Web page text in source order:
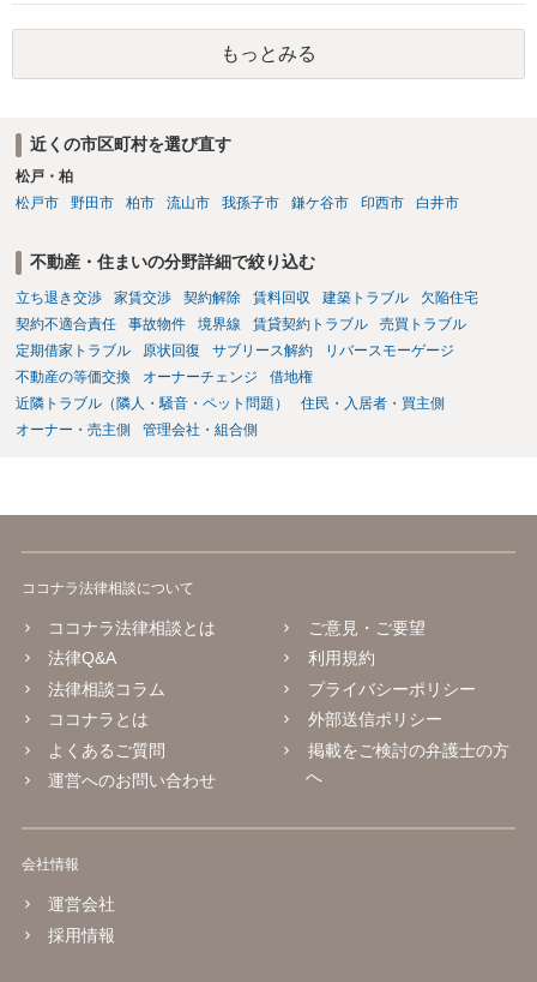
定期確認させてもらないこと」が直ちに正当事由に当たるとは思えま
せんので、更新拒絶を拒否される方向性でよろしいかと存じます。 そ
の交渉の中で、一定の金銭をもらえれば退去には応じる旨交渉をして
みるのはいかがでしょうか。 過去に賃借人の許可なく無断で賃貸人が
立する可能性がありますので、これを理由に一定の金銭賠償を求める
のも一つでしょう。
もっとみる
近くの市区町村を選び直す
松戸・柏
松戸市
野田市 柏市 流山市 我孫子市 鎌ケ谷市 印西市 白井市
不動産・住まいの分野詳細で絞り込む
立ち退き交渉 家賃交渉 契約解除 賃料回収 建築トラブル
欠陥住宅
契約不適合責任
事故物件 境界線 賃貸契約トラブル
売買トラブル
定期借家トラブル
原状回復 サブリース解約
リバースモーゲージ
不動産の等価交換
オーナーチェンジ
借地権
近隣トラブル（隣人・騒音・ペット問題）
住民・入居者・買主側
オーナー・売主側
管理会社・組合側
ココナラ法律相談について
ココナラ法律相談とは
法律Q&A
法律相談コラム
ココナラとは
よくあるご質問
運営へのお問い合わせ
ご意見・ご要望
利用規約
プライバシーポリシー
外部送信ポリシー
掲載をご検討の弁護士の方
へ
会社情報
運営会社
採用情報